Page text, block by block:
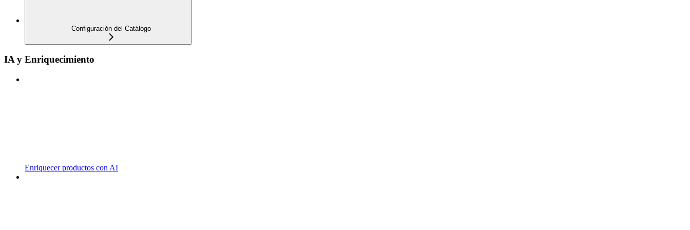
Configuración del Catálogo
IA y Enriquecimiento
Enriquecer productos con AI